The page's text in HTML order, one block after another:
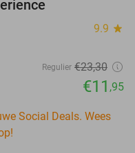
9.9 star
Regulier €23,30
€11 ,95
Social Deals. Wees